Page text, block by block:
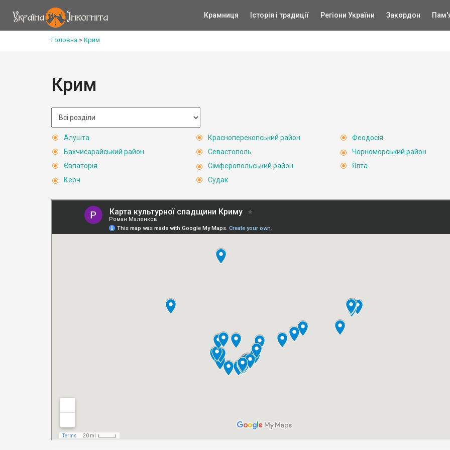
Крамниця Історія і традиції Регіони України Закордон
Головна > Крим
Крим
Алушта
Бахчисарайський район
Євпаторія
Керч
Красноперекопський район
Севастополь
Сімферопольський район
Судак
Феодосія
Чорноморський район
Ялта